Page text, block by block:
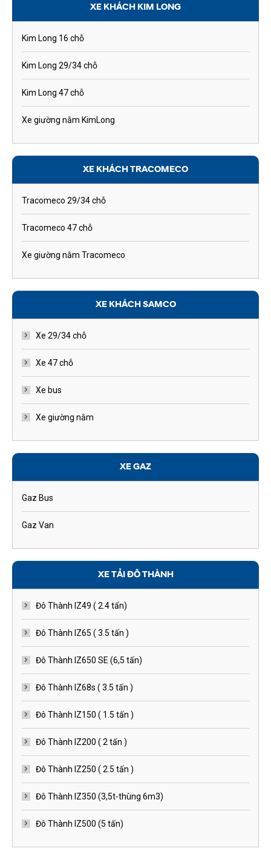
XE KHÁCH KIM LONG
Kim Long 16 chỗ
Kim Long 29/34 chỗ
Kim Long 47 chỗ
Xe giường nằm KimLong
XE KHÁCH TRACOMECO
Tracomeco 29/34 chỗ
Tracomeco 47 chỗ
Xe giường nằm Tracomeco
XE KHÁCH SAMCO
Xe 29/34 chỗ
Xe 47 chỗ
Xe bus
Xe giường nằm
XE GAZ
Gaz Bus
Gaz Van
XE TẢI ĐÔ THÀNH
Đô Thành IZ49 ( 2.4 tấn)
Đô Thành IZ65 ( 3.5 tấn )
Đô Thành IZ650 SE (6,5 tấn)
Đô Thành IZ68s ( 3.5 tấn )
Đô Thành IZ150 ( 1.5 tấn )
Đô Thành IZ200 ( 2 tấn )
Đô Thành IZ250 ( 2.5 tấn )
Đô Thành IZ350 (3,5t-thùng 6m3)
Đô Thành IZ500 (5 tấn)